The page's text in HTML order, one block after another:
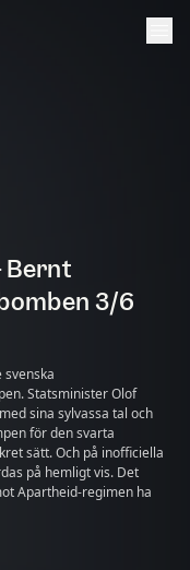
Bernt
3/6
Statsminister Olof
sina sylvassa tal och
för den svarta
sätt. Och på inofficiella
på hemligt vis. Det